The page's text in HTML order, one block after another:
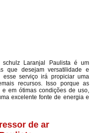
Laranjal Paulista é um
que desejam versatilidade e
serviço irá propiciar uma
recursos. Isso porque as
e em ótimas condições de uso,
excelente fonte de energia e
de ar